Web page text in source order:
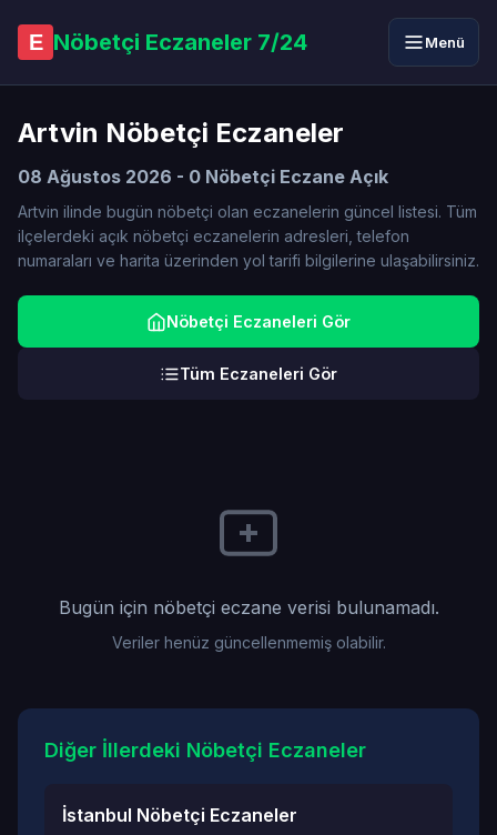
E Nöbetçi Eczaneler 7/24 Menü
Artvin Nöbetçi Eczaneler
08 Ağustos 2026 - 0 Nöbetçi Eczane Açık
Artvin ilinde bugün nöbetçi olan eczanelerin güncel listesi. Tüm
ilçelerdeki açık nöbetçi eczanelerin adresleri, telefon
numaraları ve harita üzerinden yol tarifi bilgilerine ulaşabilirsiniz.
Nöbetçi Eczaneleri Gör
Tüm Eczaneleri Gör
Bugün için nöbetçi eczane verisi bulunamadı.
Veriler henüz güncellenmemiş olabilir.
Diğer İllerdeki Nöbetçi Eczaneler
İstanbul Nöbetçi Eczaneler